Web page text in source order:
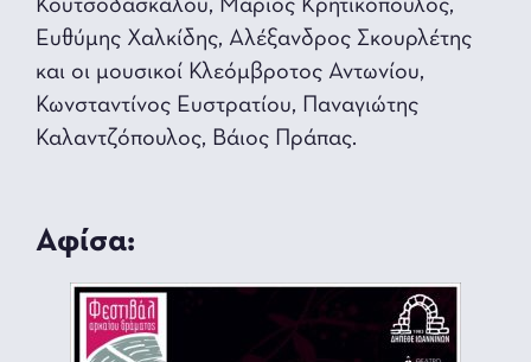
Κουτσοδασκάλου, Μάριος Κρητικόπουλος,
Ευθύμης Χαλκίδης, Αλέξανδρος Σκουρλέτης
και οι μουσικοί Κλεόμβροτος Αντωνίου,
Κωνσταντίνος Ευστρατίου, Παναγιώτης
Καλαντζόπουλος, Βάιος Πράπας.
Αφίσα: